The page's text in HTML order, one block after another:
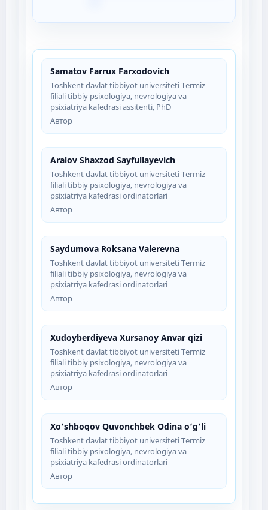
Samatov Farrux Farxodovich
Toshkent davlat tibbiyot universiteti Termiz
filiali tibbiy psixologiya, nevrologiya va
psixiatriya kafedrasi assitenti, PhD
Автор
Aralov Shaxzod Sayfullayevich
Toshkent davlat tibbiyot universiteti Termiz
filiali tibbiy psixologiya, nevrologiya va
psixiatriya kafedrasi ordinatorlari
Автор
Saydumova Roksana Valerevna
Toshkent davlat tibbiyot universiteti Termiz
filiali tibbiy psixologiya, nevrologiya va
psixiatriya kafedrasi ordinatorlari
Автор
Xudoyberdiyeva Xursanoy Anvar qizi
Toshkent davlat tibbiyot universiteti Termiz
filiali tibbiy psixologiya, nevrologiya va
psixiatriya kafedrasi ordinatorlari
Автор
Xo‘shboqov Quvonchbek Odina o‘g‘li
Toshkent davlat tibbiyot universiteti Termiz
filiali tibbiy psixologiya, nevrologiya va
psixiatriya kafedrasi ordinatorlari
Автор